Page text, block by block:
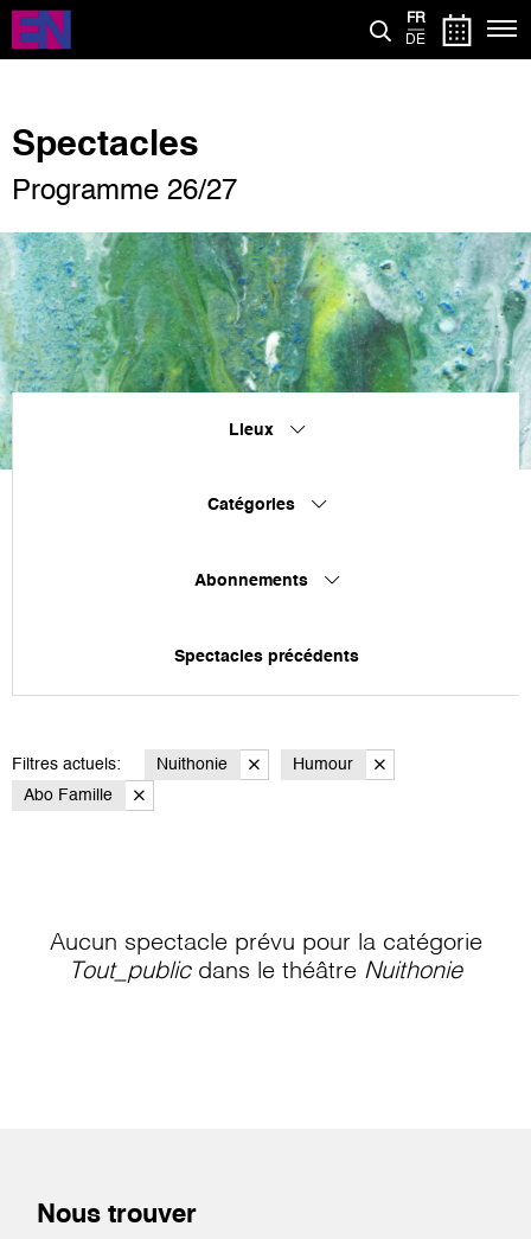
Aller
contenu
FR
DE
Spectacles
Programme 26/27
Lieux
Catégories
Abonnements
Spectacles précédents
Filtres actuels: Nuithonie
Humour
Abo Famille
Aucun spectacle prévu pour la catégorie
Tout_publicdans le théâtre Nuithonie
Nous trouver